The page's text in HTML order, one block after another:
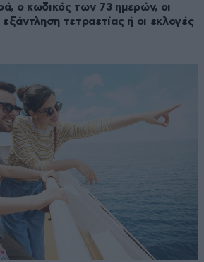
ο κωδικός των 73 ημερών, οι
τετραετίας ή οι εκλογές